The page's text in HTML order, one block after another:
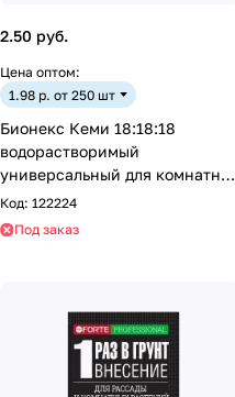
2.50 руб.
Цена оптом:
1.98 р. от 250 шт
Бионекс Кеми 18:18:18
водорастворимый
универсальный для комнатных
растений 50 гр
Код: 122224
Под заказ